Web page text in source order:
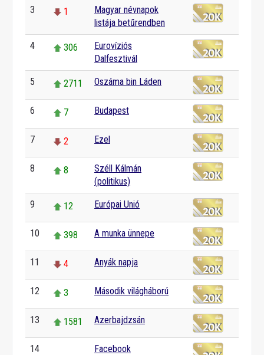
3 1
Magyar névnapok
listája betűrendben
4 306
Eurovíziós
Dalfesztivál
5 2711 Oszáma bin Láden
6 7 Budapest
7 2 Ezel
8 8
Széll Kálmán
(politikus)
9 12 Európai Unió
10 398 A munka ünnepe
11 4 Anyák napja
12 3 Második világháború
13 1581 Azerbajdzsán
14 Facebook